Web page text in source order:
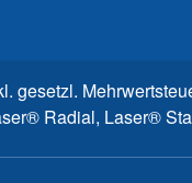
gesetzl.
Radial, Laser®